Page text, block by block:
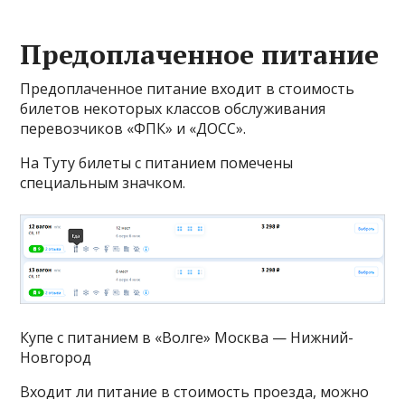
Предоплаченное питание
Предоплаченное питание входит в стоимость
билетов некоторых классов обслуживания
перевозчиков «ФПК» и «ДОСС».
На Туту билеты с питанием помечены
специальным значком.
Купе с питанием в «Волге» Москва — Нижний-
Новгород
Входит ли питание в стоимость проезда, можно